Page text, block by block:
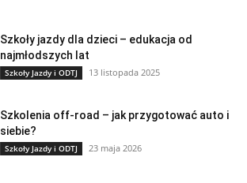
Szkoły jazdy dla dzieci – edukacja od
najmłodszych lat
Szkoły Jazdy i ODTJ 13 listopada 2025
Szkolenia off-road – jak przygotować auto i
siebie?
Szkoły Jazdy i ODTJ 23 maja 2026